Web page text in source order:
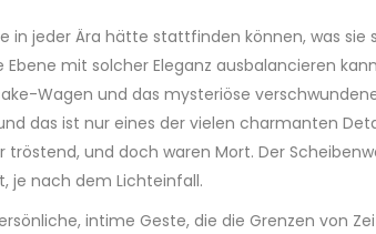
jeder Ära hätte stattfinden können, was sie
mit solcher Eleganz ausbalancieren
Wagen und das mysteriöse
das ist nur eines der vielen charmanten
und doch waren Mort. Der
je nach dem Lichteinfall.
intime Geste, die die Grenzen von